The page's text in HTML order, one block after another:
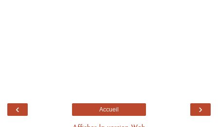
‹ ›
Accueil